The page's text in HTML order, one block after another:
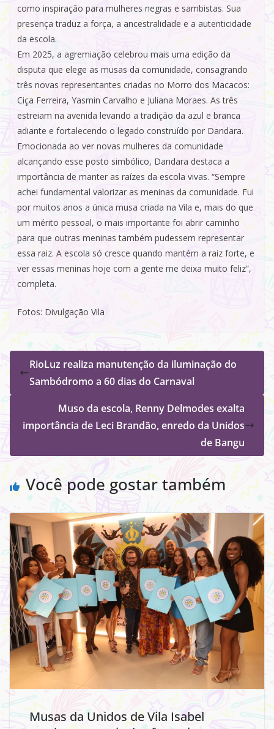
como inspiração para mulheres negras e sambistas. Sua
presença traduz a força, a ancestralidade e a autenticidade
da escola.
Em 2025, a agremiação celebrou mais uma edição da
disputa que elege as musas da comunidade, consagrando
três novas representantes criadas no Morro dos Macacos:
Ciça Ferreira, Yasmin Carvalho e Juliana Moraes. As três
estreiam na avenida levando a tradição da azul e branca
adiante e fortalecendo o legado construído por Dandara.
Emocionada ao ver novas mulheres da comunidade
alcançando esse posto simbólico, Dandara destaca a
importância de manter as raízes da escola vivas. “Sempre
achei fundamental valorizar as meninas da comunidade. Fui
por muitos anos a única musa criada na Vila e, mais do que
um mérito pessoal, o mais importante foi abrir caminho
para que outras meninas também pudessem representar
essa raiz. A escola só cresce quando mantém a raiz forte, e
ver essas meninas hoje com a gente me deixa muito feliz”,
completa.
Fotos: Divulgação Vila
RioLuz realiza manutenção da iluminação do
Sambódromo a 60 dias do Carnaval
Muso da escola, Renny Delmodes exalta
importância de Leci Brandão, enredo da Unidos
de Bangu
Você pode gostar também
Musas da Unidos de Vila Isabel